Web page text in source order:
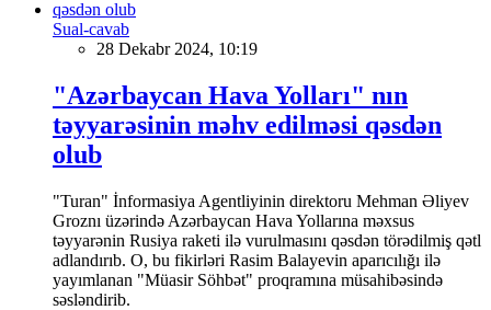
Sual-cavab
28 Dekabr 2024, 10:19
"Azərbaycan Hava Yolları" nın
təyyarəsinin məhv edilməsi qəsdən
olub
"Turan" İnformasiya Agentliyinin direktoru Mehman Əliyev
Groznı üzərində Azərbaycan Hava Yollarına məxsus
təyyarənin Rusiya raketi ilə vurulmasını qəsdən törədilmiş qətl
adlandırıb. O, bu fikirləri Rasim Balayevin aparıcılığı ilə
yayımlanan "Müasir Söhbət" proqramına müsahibəsində
səsləndirib.